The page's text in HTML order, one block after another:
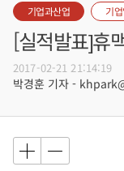
기업과산업 기
[실적발표]휴
2017-02-21 21:14:19
박경훈 기자 -